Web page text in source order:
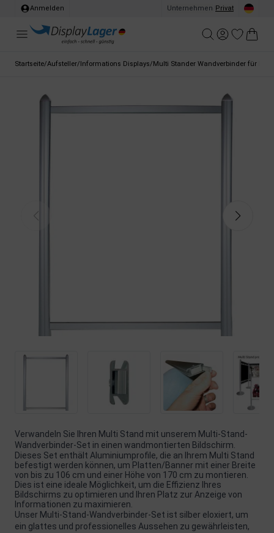
Anmelden Unternehmen Privat
Startseite/Aufsteller/Informations Displays/Multi Stander Wandverbinder für
Verwandeln Sie Ihren Multi Stand mit unserem Multi-Stand-
Wandverbinder-Set in einen wandmontierten Bildschirm.
Dieses Set enthält Aluminiumprofile, die an Ihrem Multi Stand
befestigt werden können, um Platten/Banner mit einer Breite
von bis zu 106 cm und einer Höhe von 170 cm zu montieren.
Dies ist eine ideale Möglichkeit, um die Effizienz Ihres
Bildschirms zu optimieren und Ihren Platz zur Anzeige von
Informationen zu maximieren.
Unser Multi-Stand-Wandverbinder-Set ist silber eloxiert, um
ein glattes und professionelles Aussehen zu gewährleisten,